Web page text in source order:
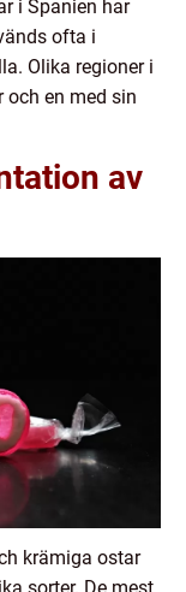
i Spanien har
ofta i
Olika regioner i
och en med sin
av
krämiga ostar